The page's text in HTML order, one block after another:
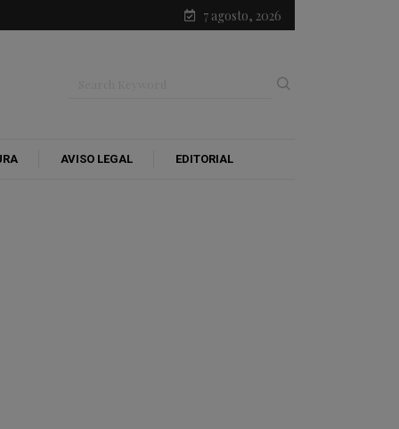
7 agosto, 2026
AVISO LEGAL EDITORIAL